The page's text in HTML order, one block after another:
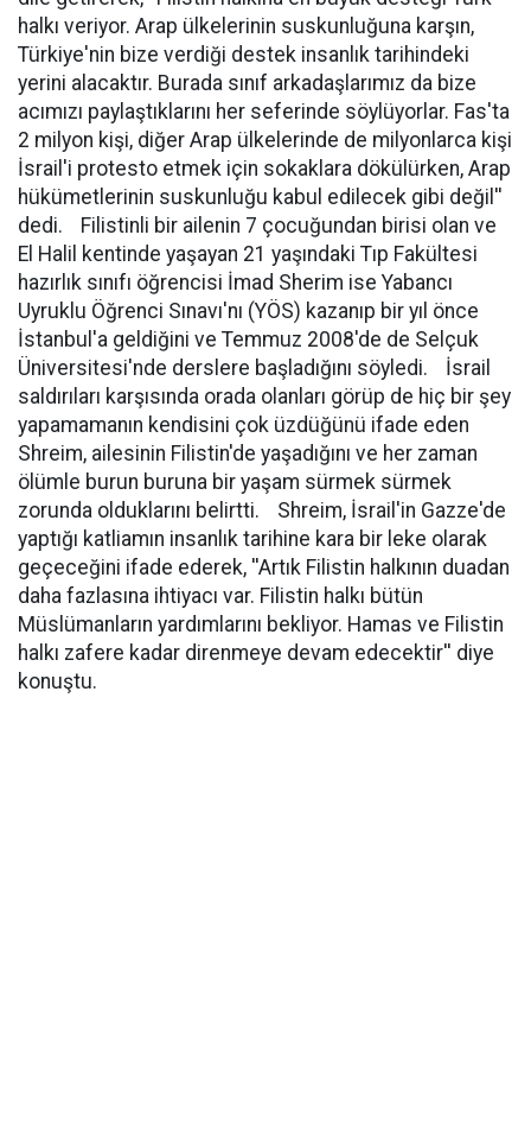
halkı veriyor. Arap ülkelerinin suskunluğuna karşın,
Türkiye'nin bize verdiği destek insanlık tarihindeki
yerini alacaktır. Burada sınıf arkadaşlarımız da bize
acımızı paylaştıklarını her seferinde söylüyorlar. Fas'ta
2 milyon kişi, diğer Arap ülkelerinde de milyonlarca kişi
İsrail'i protesto etmek için sokaklara dökülürken, Arap
hükümetlerinin suskunluğu kabul edilecek gibi değil''
dedi. Filistinli bir ailenin 7 çocuğundan birisi olan ve
El Halil kentinde yaşayan 21 yaşındaki Tıp Fakültesi
hazırlık sınıfı öğrencisi İmad Sherim ise Yabancı
Uyruklu Öğrenci Sınavı'nı (YÖS) kazanıp bir yıl önce
İstanbul'a geldiğini ve Temmuz 2008'de de Selçuk
Üniversitesi'nde derslere başladığını söyledi. İsrail
saldırıları karşısında orada olanları görüp de hiç bir şey
yapamamanın kendisini çok üzdüğünü ifade eden
Shreim, ailesinin Filistin'de yaşadığını ve her zaman
ölümle burun buruna bir yaşam sürmek sürmek
zorunda olduklarını belirtti. Shreim, İsrail'in Gazze'de
yaptığı katliamın insanlık tarihine kara bir leke olarak
geçeceğini ifade ederek, ''Artık Filistin halkının duadan
daha fazlasına ihtiyacı var. Filistin halkı bütün
Müslümanların yardımlarını bekliyor. Hamas ve Filistin
halkı zafere kadar direnmeye devam edecektir'' diye
konuştu.